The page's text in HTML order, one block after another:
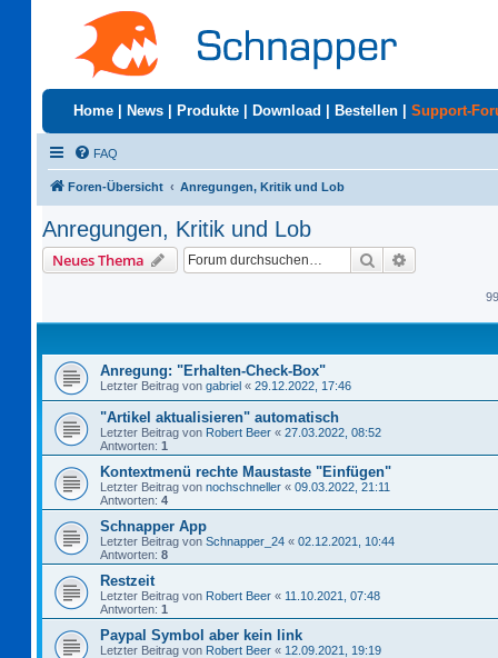
Home News Produkte Download Bestellen Support-
FAQ
Foren-Übersicht Anregungen, Kritik und Lob
Anregungen, Kritik und Lob
Neues Thema Suche
Anregung: "Erhalten-Check-Box"
Letzter Beitrag von gabriel « 29.12.2022, 17:46
"Artikel aktualisieren" automatisch
Letzter Beitrag von Robert Beer « 27.03.2022, 08:52
Antworten: 1
Kontextmenü rechte Maustaste "Einfügen"
Letzter Beitrag von nochschneller « 09.03.2022, 21:11
Antworten: 4
Schnapper App
Letzter Beitrag von Schnapper_24 « 02.12.2021, 10:44
Antworten: 8
Restzeit
Letzter Beitrag von Robert Beer « 11.10.2021, 07:48
Antworten: 1
Paypal Symbol aber kein link
Letzter Beitrag von Robert Beer « 12.09.2021, 19:19